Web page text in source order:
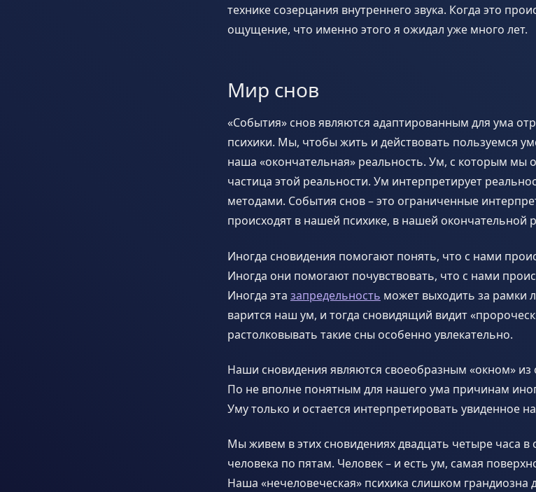
технике созерцания внутреннего звука. Когда это
ощущение, что именно этого я ожидал уже много лет.
Мир снов
«События» снов являются адаптированным для ума
психики. Мы, чтобы жить и действовать пользуемся
наша «окончательная» реальность. Ум, с которым мы
частица этой реальности. Ум интерпретирует
методами. События снов – это ограниченные
происходят в нашей психике, в нашей окончательной
Иногда сновидения помогают понять, что с нами
Иногда они помогают почувствовать, что с нами
Иногда эта запредельность может выходить за рамки
варится наш ум, и тогда сновидящий видит
растолковывать такие сны особенно увлекательно.
Наши сновидения являются своеобразным «окном» из
По не вполне понятным для нашего ума причинам
Уму только и остается интерпретировать увиденное
Мы живем в этих сновидениях двадцать четыре часа в
человека по пятам. Человек – и есть ум, самая
Наша «нечеловеческая» психика слишком грандиозна